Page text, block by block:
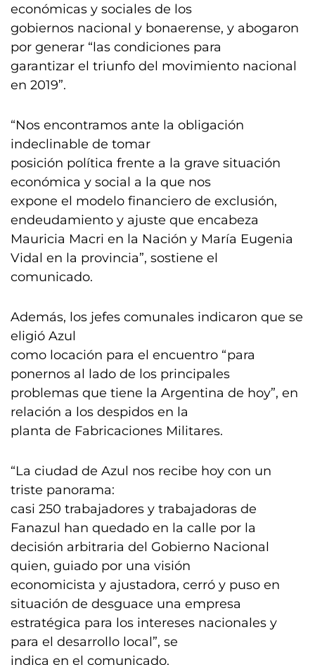
económicas y sociales de los
gobiernos nacional y bonaerense, y abogaron
por generar “las condiciones para
garantizar el triunfo del movimiento nacional
en 2019”.
“Nos encontramos ante la obligación
indeclinable de tomar
posición política frente a la grave situación
económica y social a la que nos
expone el modelo financiero de exclusión,
endeudamiento y ajuste que encabeza
Mauricia Macri en la Nación y María Eugenia
Vidal en la provincia”, sostiene el
comunicado.
Además, los jefes comunales indicaron que se
eligió Azul
como locación para el encuentro “para
ponernos al lado de los principales
problemas que tiene la Argentina de hoy”, en
relación a los despidos en la
planta de Fabricaciones Militares.
“La ciudad de Azul nos recibe hoy con un
triste panorama:
casi 250 trabajadores y trabajadoras de
Fanazul han quedado en la calle por la
decisión arbitraria del Gobierno Nacional
quien, guiado por una visión
economicista y ajustadora, cerró y puso en
situación de desguace una empresa
estratégica para los intereses nacionales y
para el desarrollo local”, se
indica en el comunicado.